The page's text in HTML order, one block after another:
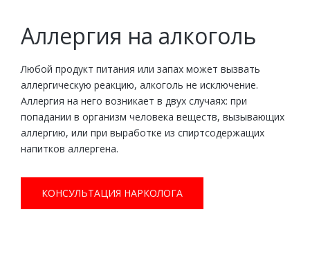
Аллергия на алкоголь
Любой продукт питания или запах может вызвать
аллергическую реакцию, алкоголь не исключение.
Аллергия на него возникает в двух случаях: при
попадании в организм человека веществ, вызывающих
аллергию, или при выработке из спиртсодержащих
напитков аллергена.
КОНСУЛЬТАЦИЯ НАРКОЛОГА